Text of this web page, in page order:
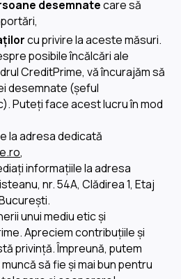
desemnatecare să
cu privire la aceste măsuri.
posibile încălcări ale
CreditPrime, vă încurajăm să
desemnate (șeful
Puteți face acest lucru în mod
la adresa dedicată
,
informațiile la adresa
nr. 54A, Clădirea 1, Etaj
unui mediu etic și
Apreciem contribuțiile și
privință. Împreună, putem
să fie și mai bun pentru